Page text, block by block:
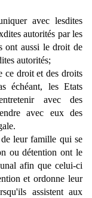
avec lesdites
autorités par les
ont aussi le droit de
autorités;
ce droit et des droits
échéant, les Etats
avec des
avec eux des
leur famille qui se
ou détention ont le
afin que celui-ci
et ordonne leur
assistent aux